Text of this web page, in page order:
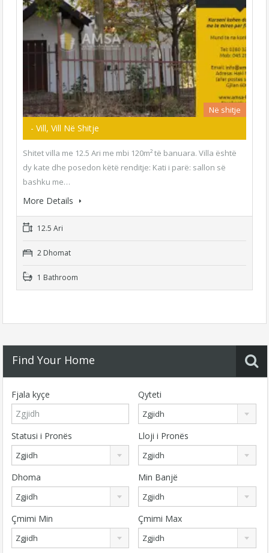
Në shitje
- Vill, Vill Në Shitje
Shitet villa me 12.5 Ari me mbi 120m² të banuara. Villa është
dy kate dhe posedon këtë renditje: Kati i parë: sallon së
bashku me…
More Details
12.5 Ari
2 Dhomat
1 Bathroom
Find Your Home
Fjala kyçe Qyteti
Zgjidh
Statusi i Pronës
Zgjidh
Lloji i Pronës
Zgjidh
Dhoma
Zgjidh
Min Banjë
Zgjidh
Çmimi Min
Zgjidh
Çmimi Max
Zgjidh